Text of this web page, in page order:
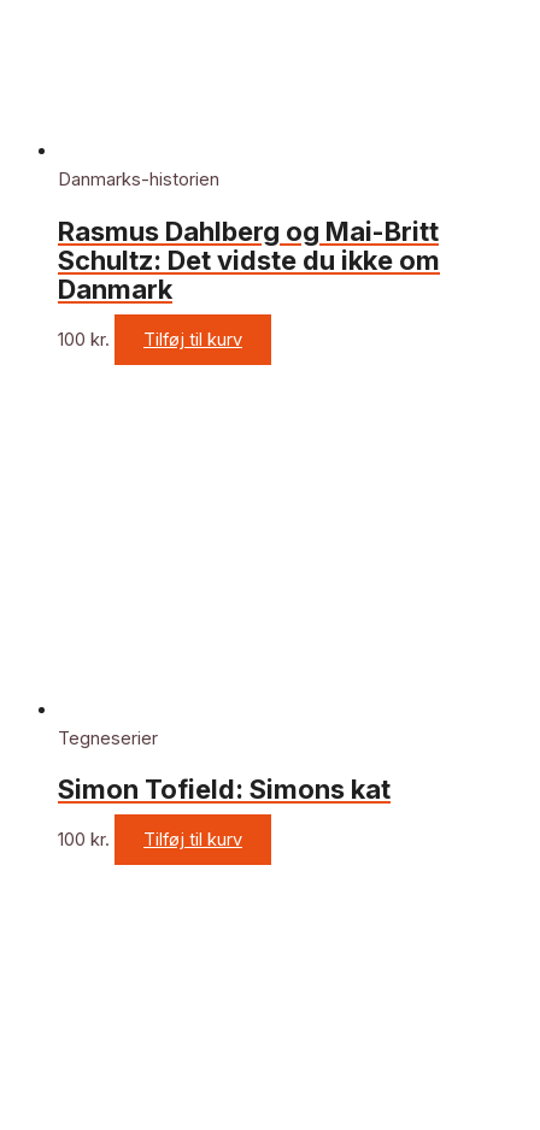
Danmarks-historien
Rasmus Dahlberg og Mai-Britt
Schultz: Det vidste du ikke om
Danmark
100 kr. Tilføj til kurv
Tegneserier
Simon Tofield: Simons kat
100 kr. Tilføj til kurv